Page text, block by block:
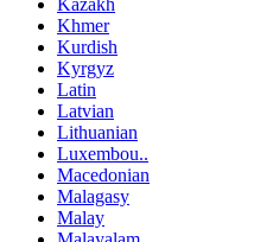
Kazakh
Khmer
Kurdish
Kyrgyz
Latin
Latvian
Lithuanian
Luxembou..
Macedonian
Malagasy
Malay